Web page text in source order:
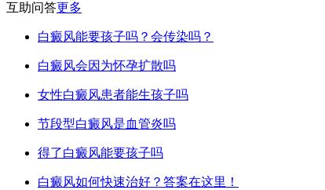
互助问答更多
白癜风能要孩子吗？会传染吗？
白癜风会因为怀孕扩散吗
女性白癜风患者能生孩子吗
节段型白癜风是血管炎吗
得了白癜风能要孩子吗
白癜风如何快速治好？答案在这里！